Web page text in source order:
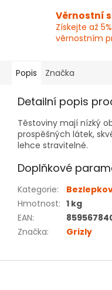
Věrnostní
Získejte až
věrnostním
Popis Značka
Detailní popis
Těstoviny mají nízký
prospěšných látek,
lehce stravitelné.
Doplňkové
Kategorie:
Hmotnost: 1 kg
EAN:
Značka: Grizly
Z